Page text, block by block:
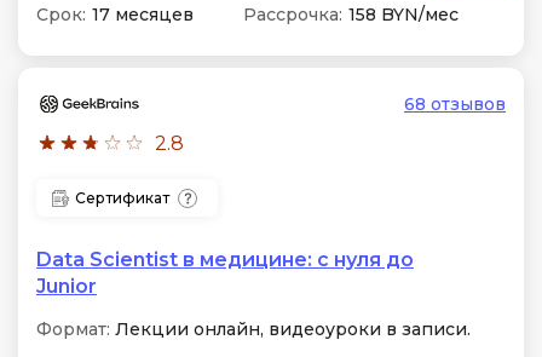
Срок: 17 месяцев Рассрочка: 158 BYN/мес
2.8
68 отзывов
Сертификат
Data Scientist в медицине: с нуля до
Junior
Формат: Лекции онлайн, видеоуроки в записи.